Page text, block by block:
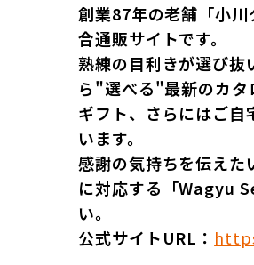
創業87年の老舗「小
合通販サイトです。
熟練の目利きが選び抜
ら"選べる"最新のカタ
ギフト、さらにはご自
います。
感謝の気持ちを伝えた
に対応する「Wagyu
い。
公式サイトURL：